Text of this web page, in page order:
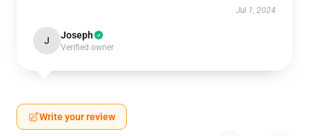
Jul 1, 2024
J Joseph
Verified owner
Write your review